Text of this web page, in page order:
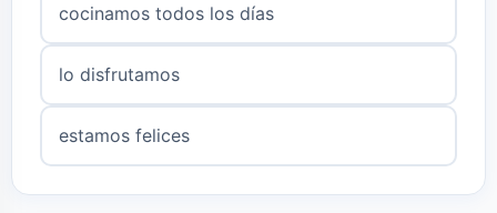
cocinamos todos los días
lo disfrutamos
estamos felices